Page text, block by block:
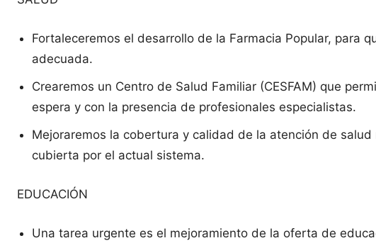
Fortaleceremos el desarrollo de la Farmacia Popular, para
adecuada.
Crearemos un Centro de Salud Familiar (CESFAM) que
espera y con la presencia de profesionales especialistas.
Mejoraremos la cobertura y calidad de la atención de
cubierta por el actual sistema.
EDUCACIÓN
Una tarea urgente es el mejoramiento de la oferta de